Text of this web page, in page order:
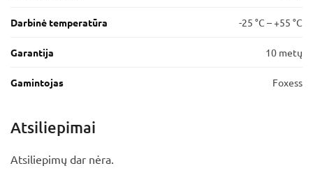
Darbinė temperatūra -25 °C – +55 °C
Garantija 10 metų
Gamintojas Foxess
Atsiliepimai
Atsiliepimų dar nėra.